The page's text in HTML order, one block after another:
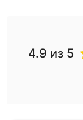
4.9 из 5